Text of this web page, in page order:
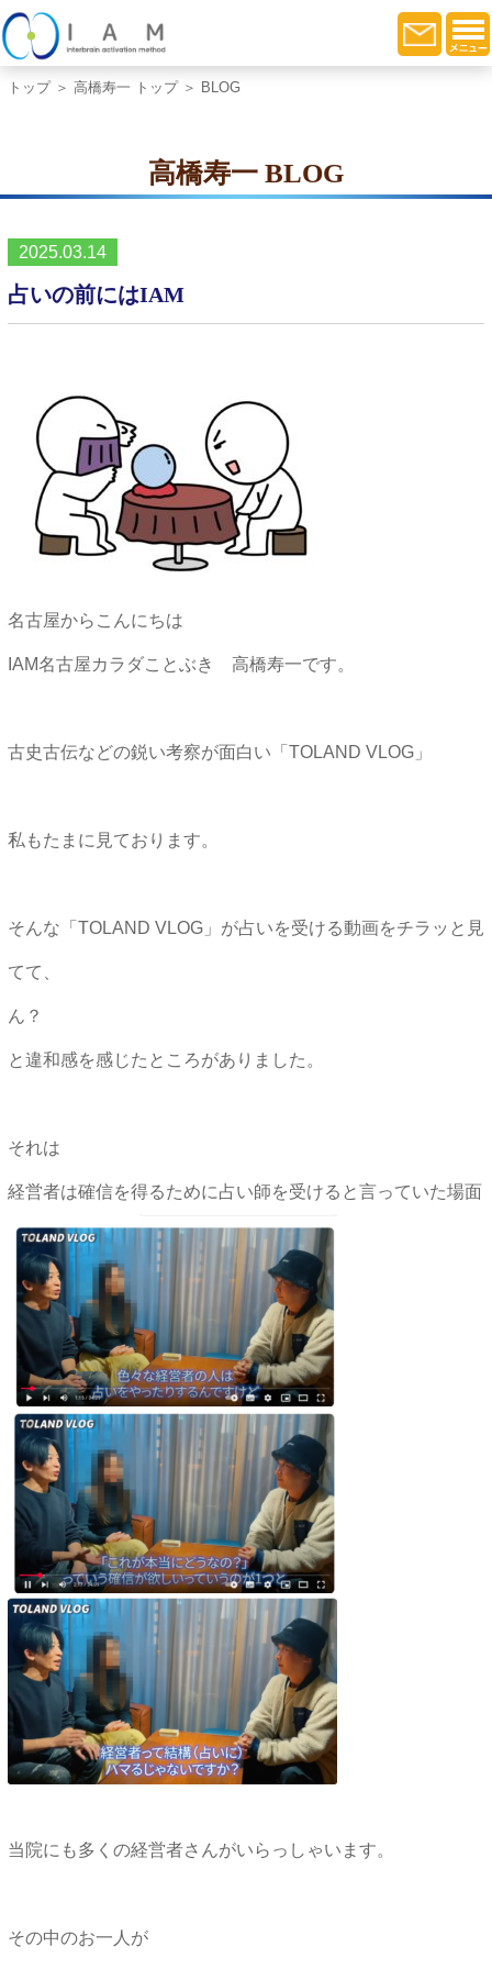
トップ＞ 高橋寿一 トップ＞ BLOG
高橋寿一 BLOG
2025.03.14
占いの前にはIAM
名古屋からこんにちは
IAM名古屋カラダことぶき 高橋寿一です。
古史古伝などの鋭い考察が面白い「TOLAND VLOG」
私もたまに見ております。
そんな「TOLAND VLOG」が占いを受ける動画をチラッと見
てて、
ん？
と違和感を感じたところがありました。
それは
経営者は確信を得るために占い師を受けると言っていた場面
当院にも多くの経営者さんがいらっしゃいます。
その中のお一人が